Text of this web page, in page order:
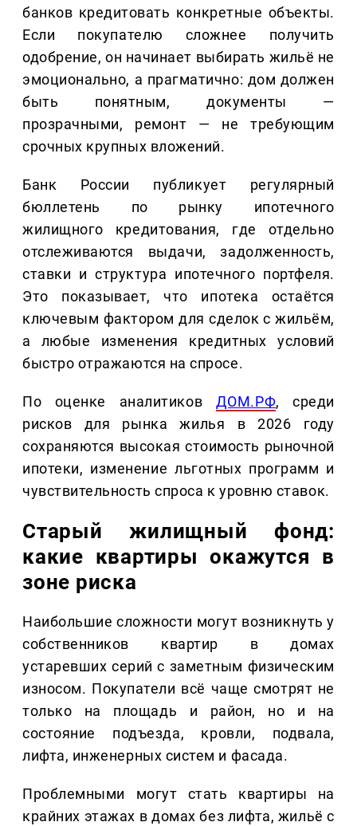
банков кредитовать конкретные объекты.
Если покупателю сложнее получить
одобрение, он начинает выбирать жильё не
эмоционально, а прагматично: дом должен
быть понятным, документы —
прозрачными, ремонт — не требующим
срочных крупных вложений.
Банк России публикует регулярный
бюллетень по рынку ипотечного
жилищного кредитования, где отдельно
отслеживаются выдачи, задолженность,
ставки и структура ипотечного портфеля.
Это показывает, что ипотека остаётся
ключевым фактором для сделок с жильём,
а любые изменения кредитных условий
быстро отражаются на спросе.
По оценке аналитиков ДОМ.РФ, среди
рисков для рынка жилья в 2026 году
сохраняются высокая стоимость рыночной
ипотеки, изменение льготных программ и
чувствительность спроса к уровню ставок.
Старый жилищный фонд:
какие квартиры окажутся в
зоне риска
Наибольшие сложности могут возникнуть у
собственников квартир в домах
устаревших серий с заметным физическим
износом. Покупатели всё чаще смотрят не
только на площадь и район, но и на
состояние подъезда, кровли, подвала,
лифта, инженерных систем и фасада.
Проблемными могут стать квартиры на
крайних этажах в домах без лифта, жильё с